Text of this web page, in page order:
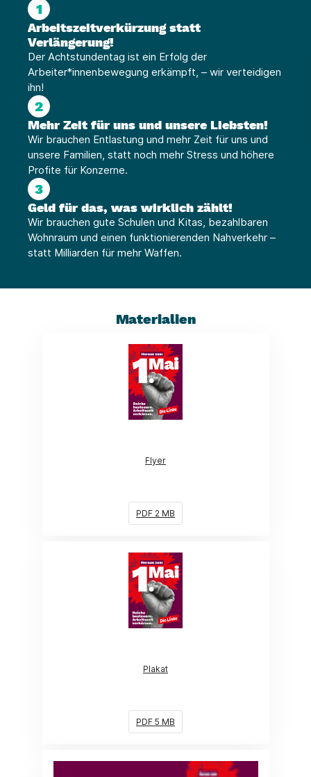
1
Arbeitszeitverkürzung statt
Verlängerung!
Der Achtstundentag ist ein Erfolg der
Arbeiter*innenbewegung erkämpft, – wir verteidigen
ihn!
2
Mehr Zeit für uns und unsere Liebsten!
Wir brauchen Entlastung und mehr Zeit für uns und
unsere Familien, statt noch mehr Stress und höhere
Profite für Konzerne.
3
Geld für das, was wirklich zählt!
Wir brauchen gute Schulen und Kitas, bezahlbaren
Wohnraum und einen funktionierenden Nahverkehr –
statt Milliarden für mehr Waffen.
Materialien
Flyer
(Link öffnet ein neues Fenster)
PDF 2 MB
Plakat
(Link öffnet ein neues Fenster)
PDF 5 MB
(Link öffnet ein neues Fenster)